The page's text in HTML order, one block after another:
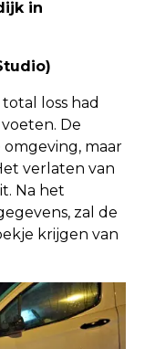
in
loss had
De
maar
verlaten van
Na het
zal de
krijgen van